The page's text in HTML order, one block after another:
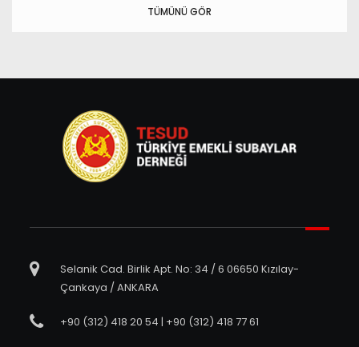
TÜMÜNÜ GÖR
Selanik Cad. Birlik Apt. No: 34 / 6 06650 Kızılay-
Çankaya / ANKARA
+90 (312) 418 20 54 | +90 (312) 418 77 61